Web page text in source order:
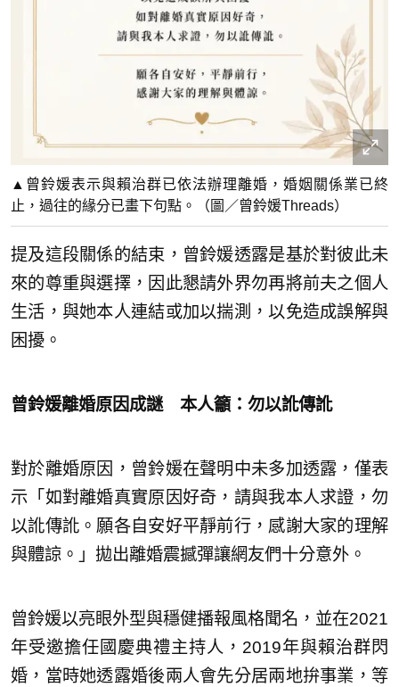
▲曾鈴媛表示與賴治群已依法辦理離婚，婚姻關係業已終
止，過往的緣分已畫下句點。（圖／曾鈴媛Threads）
提及這段關係的結束，曾鈴媛透露是基於對彼此未
來的尊重與選擇，因此懇請外界勿再將前夫之個人
生活，與她本人連結或加以揣測，以免造成誤解與
困擾。
曾鈴媛離婚原因成謎 本人籲：勿以訛傳訛
對於離婚原因，曾鈴媛在聲明中未多加透露，僅表
示「如對離婚真實原因好奇，請與我本人求證，勿
以訛傳訛。願各自安好平靜前行，感謝大家的理解
與體諒。」拋出離婚震撼彈讓網友們十分意外。
曾鈴媛以亮眼外型與穩健播報風格聞名，並在2021
年受邀擔任國慶典禮主持人，2019年與賴治群閃
婚，當時她透露婚後兩人會先分居兩地拚事業，等